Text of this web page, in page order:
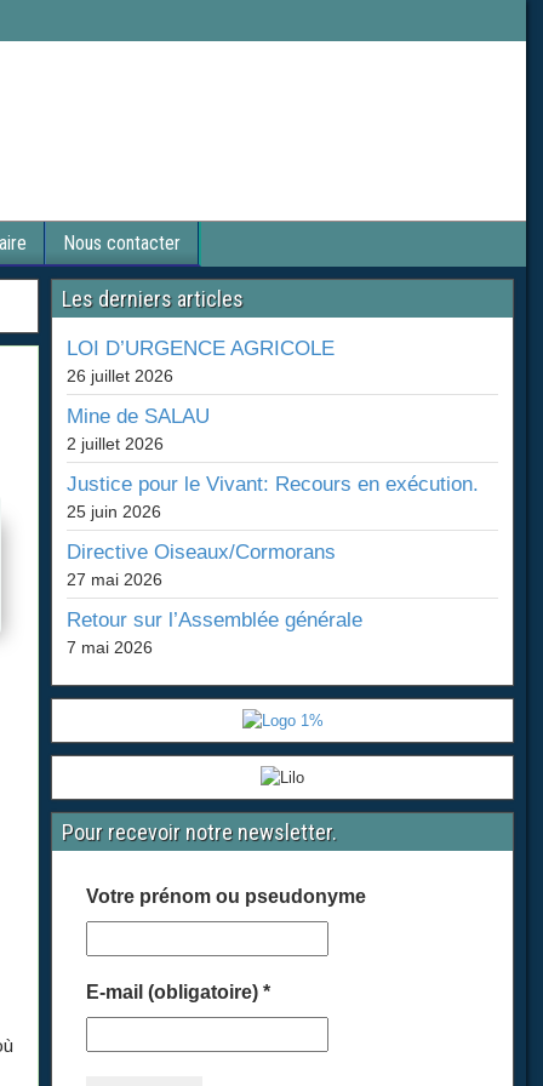
Nous contacter
Les derniers articles
LOI D’URGENCE AGRICOLE
26 juillet 2026
Mine de SALAU
2 juillet 2026
Justice pour le Vivant: Recours en exécution.
25 juin 2026
Directive Oiseaux/Cormorans
27 mai 2026
Retour sur l’Assemblée générale
7 mai 2026
Pour recevoir notre newsletter.
Votre prénom ou pseudonyme
E-mail (obligatoire)*